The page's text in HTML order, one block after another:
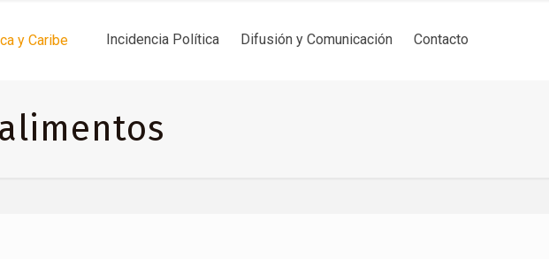
Incidencia Política Difusión y Comunicación Contacto